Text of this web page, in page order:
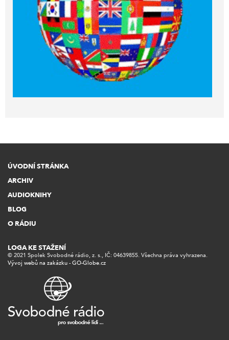
ÚVODNÍ STRÁNKA
ARCHIV
AUDIOKNIHY
BLOG
O RÁDIU
© 2021 Spolek Svobodné rádio, z. s., IČ: 04639855. Všechna práva vyhrazena.
Vývoj webů na zakázku - GO-Globe.cz
LOGA KE STAŽENÍ